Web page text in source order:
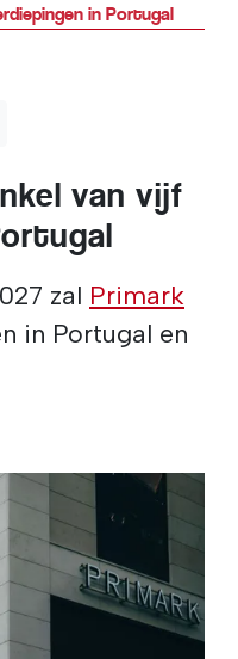
in Portugal
van vijf
zal Primark
in Portugal en